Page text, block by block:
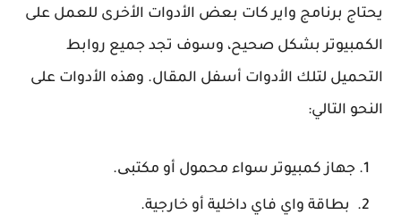
يحتاج برنامج واير كات بعض الأدوات الأخرى للعمل على
الكمبيوتر بشكل صحيح، وسوف تجد جميع روابط
التحميل لتلك الأدوات أسفل المقال. وهذه الأدوات على
النحو التالي:
جهاز كمبيوتر سواء محمول أو مكتبی.
بطاقة واي فاي داخلية أو خارجية.